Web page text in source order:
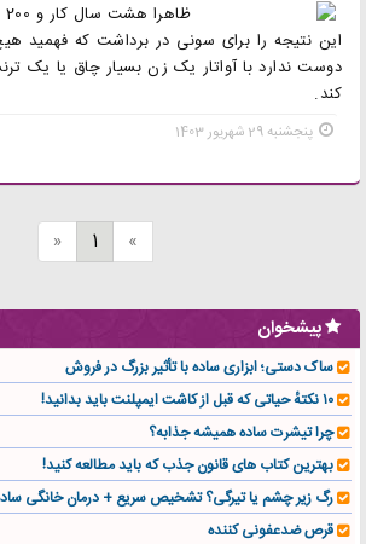
این نتیجه را برای سونی در برداشت که فهمید هیچ
دوست ندارد با آواتار یک زن بسیار چاق یا یک
کند.
پنجشنبه 29 شهریور 1403
« 1 »
پیشخوان
ساک دستی؛ ابزاری ساده با تأثیر بزرگ در فروش
۱۰ نکتهٔ حیاتی که قبل از کاشت ایمپلنت باید بدانید!
چرا تیشرت ساده همیشه جذابه؟
بهترین کتاب های قانون جذب که باید مطالعه کنید!
رگ زیر چشم یا تیرگی؟ تشخیص سریع + درمان خانگی
قرص ضدعفونی کننده